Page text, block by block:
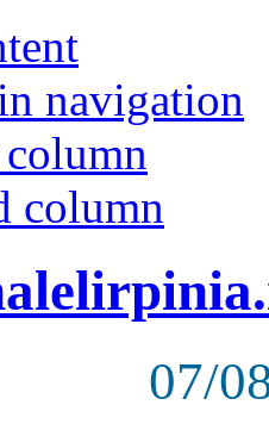
navigation
column
07/